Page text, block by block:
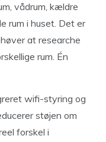
vådrum, kældre
rum i huset. Det er
at researche
rum. Én
wifi-styring og
støjen om
forskel i